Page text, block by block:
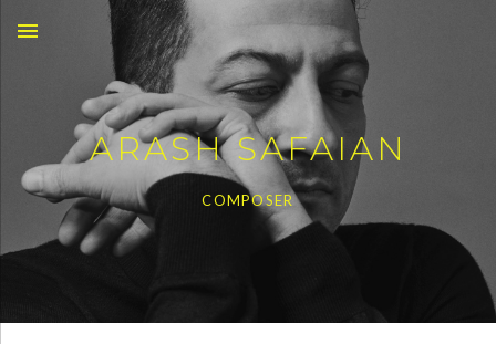
ARASH SAFAIAN
COMPOSER